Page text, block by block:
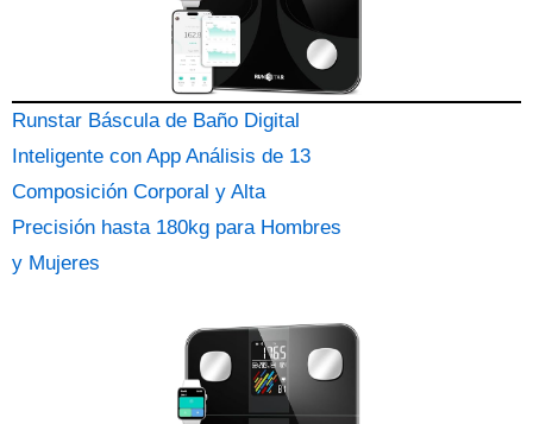
Runstar Báscula de Baño Digital
Inteligente con App Análisis de 13
Composición Corporal y Alta
Precisión hasta 180kg para Hombres
y Mujeres